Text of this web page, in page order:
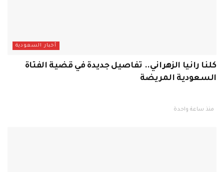
أخبار السعودية
كلنا رانيا الزهراني.. تفاصيل جديدة في قضية الفتاة
السعودية المريضة
منذ ساعة واحدة